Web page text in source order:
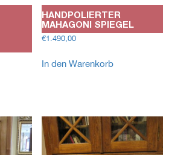
HANDPOLIERTER
MAHAGONI SPIEGEL
€1.490,00
In den Warenkorb